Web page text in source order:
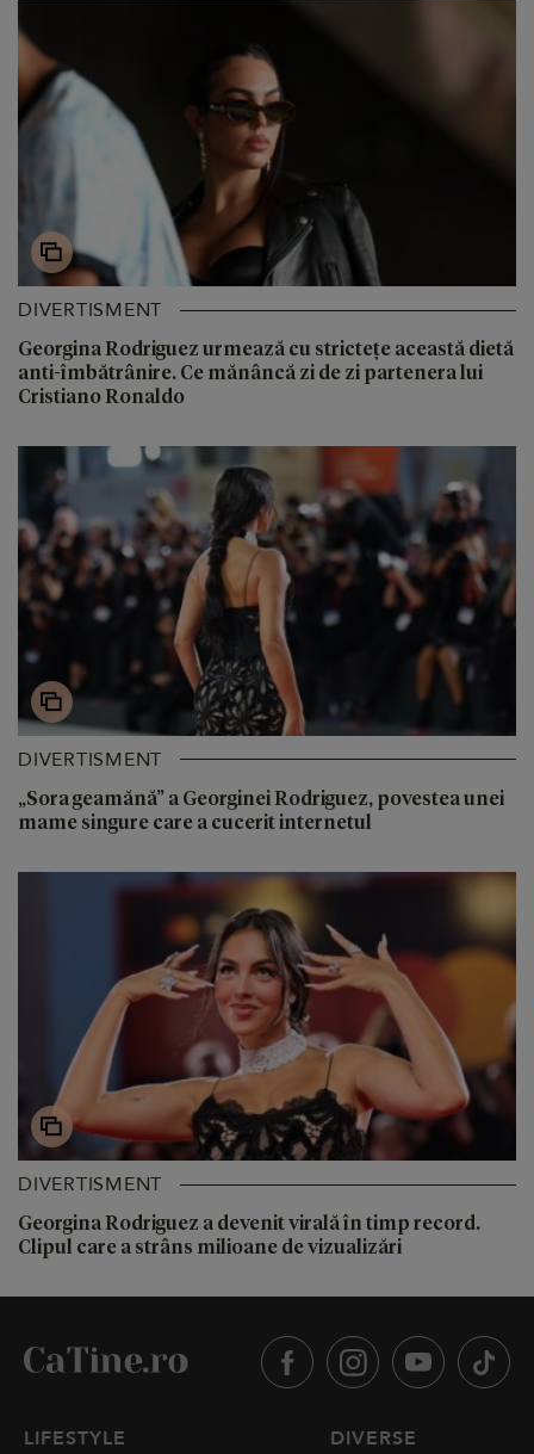
DIVERTISMENT
Georgina Rodriguez urmează cu strictețe această dietă
anti-îmbătrânire. Ce mănâncă zi de zi partenera lui
Cristiano Ronaldo
DIVERTISMENT
„Sora geamănă” a Georginei Rodriguez, povestea unei
mame singure care a cucerit internetul
DIVERTISMENT
Georgina Rodriguez a devenit virală în timp record.
Clipul care a strâns milioane de vizualizări
LIFESTYLE
DIVERSE